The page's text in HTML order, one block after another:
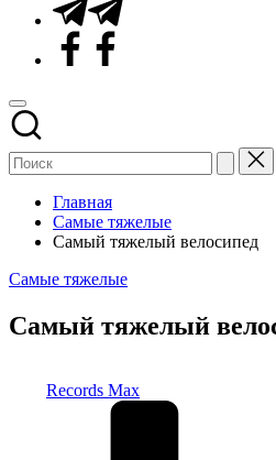
Telegram
Facebook
Главная
Самые тяжелые
Самый тяжелый велосипед
Опубликовано
Самые тяжелые
Самый тяжелый
Records Max